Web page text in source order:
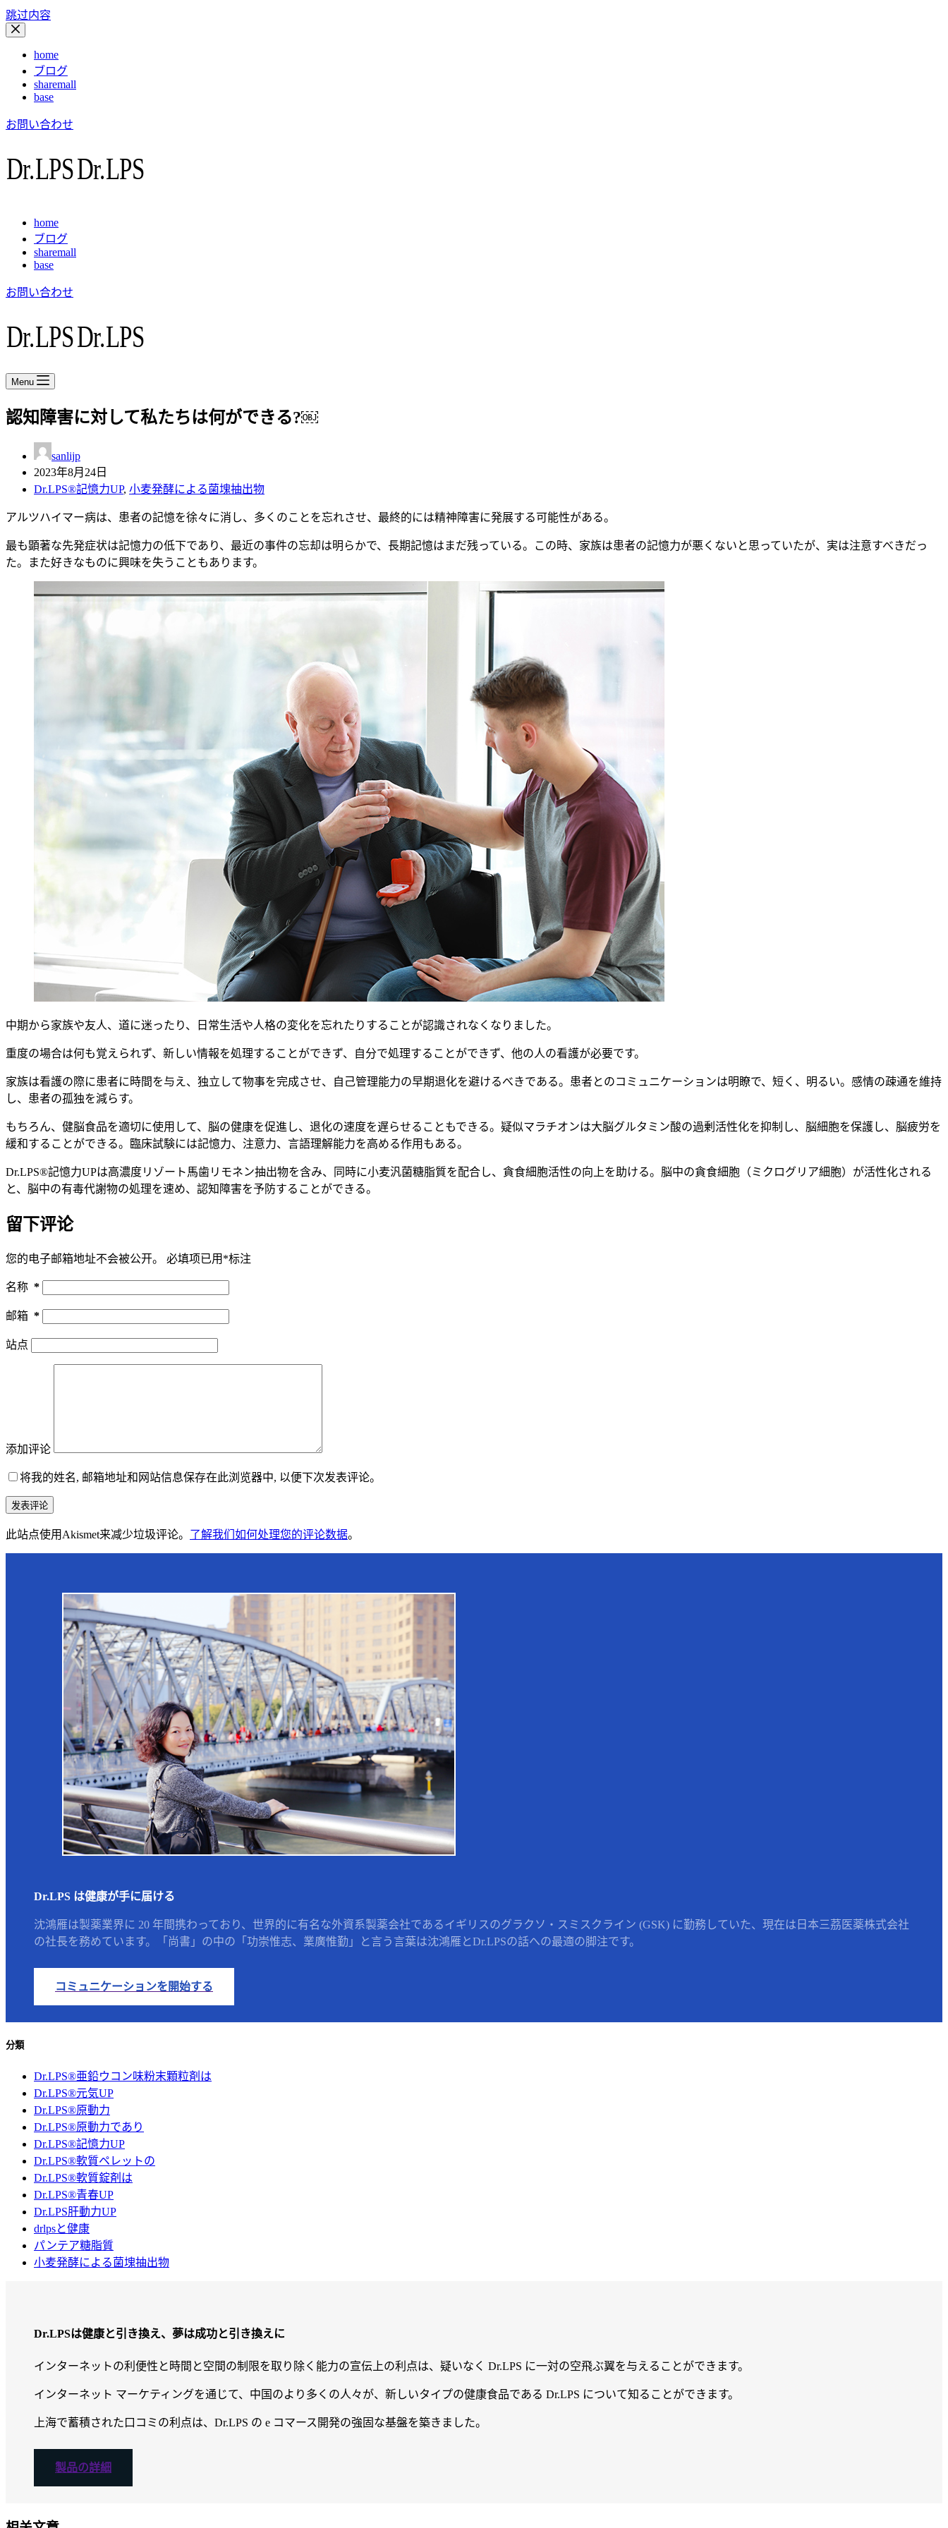
跳过内容
home
ブログ
sharemall
base
お問い合わせ
home
ブログ
sharemall
base
お問い合わせ
Menu
認知障害に対して私たちは何ができる?￼
sanlijp
2023年8月24日
Dr.LPS®記憶力UP, 小麦発酵による菌塊抽出物
アルツハイマー病は、患者の記憶を徐々に消し、多くのことを忘れさせ、最終的には精神障害に発展する可能性がある。
最も顕著な先発症状は記憶力の低下であり、最近の事件の忘却は明らかで、長期記憶はまだ残っている。この時、家族は患者の記憶力が悪くないと思っていたが、実は注意すべきだっ
た。また好きなものに興味を失うこともあります。
中期から家族や友人、道に迷ったり、日常生活や人格の変化を忘れたりすることが認識されなくなりました。
重度の場合は何も覚えられず、新しい情報を処理することができず、自分で処理することができず、他の人の看護が必要です。
家族は看護の際に患者に時間を与え、独立して物事を完成させ、自己管理能力の早期退化を避けるべきである。患者とのコミュニケーションは明瞭で、短く、明るい。感情の疎通を維持
し、患者の孤独を減らす。
もちろん、健脳食品を適切に使用して、脳の健康を促進し、退化の速度を遅らせることもできる。疑似マラチオンは大脳グルタミン酸の過剰活性化を抑制し、脳細胞を保護し、脳疲労を
緩和することができる。臨床試験には記憶力、注意力、言語理解能力を高める作用もある。
Dr.LPS®記憶力UPは高濃度リゾート馬歯リモネン抽出物を含み、同時に小麦汎菌糖脂質を配合し、貪食細胞活性の向上を助ける。脳中の貪食細胞（ミクログリア細胞）が活性化される
と、脳中の有毒代謝物の処理を速め、認知障害を予防することができる。
留下评论
您的电子邮箱地址不会被公开。 必填项已用 *标注
名称 *
邮箱 *
站点
添加评论
将我的姓名, 邮箱地址和网站信息保存在此浏览器中, 以便下次发表评论。
发表评论
此站点使用Akismet来减少垃圾评论。 了解我们如何处理您的评论数据。
Dr.LPS は健康が手に届ける
沈鴻雁は製薬業界に 20 年間携わっており、世界的に有名な外資系製薬会社であるイギリスのグラクソ・スミスクライン (GSK) に勤務していた、現在は日本三茘医薬株式会社
の社長を務めています。「尚書」の中の「功崇惟志、業廣惟勤」と言う言葉は沈鴻雁とDr.LPSの話への最適の脚注です。
コミュニケーションを開始する
分類
Dr.LPS®亜鉛ウコン味粉末顆粒剤は
Dr.LPS®元気UP
Dr.LPS®原動力
Dr.LPS®原動力であり
Dr.LPS®記憶力UP
Dr.LPS®軟質ペレットの
Dr.LPS®軟質錠剤は
Dr.LPS®青春UP
Dr.LPS肝動力UP
drlpsと健康
パンテア糖脂質
小麦発酵による菌塊抽出物
Dr.LPSは健康と引き換え、夢は成功と引き換えに
インターネットの利便性と時間と空間の制限を取り除く能力の宣伝上の利点は、疑いなく Dr.LPS に一対の空飛ぶ翼を与えることができます。
インターネット マーケティングを通じて、中国のより多くの人々が、新しいタイプの健康食品である Dr.LPS について知ることができます。
上海で蓄積された口コミの利点は、Dr.LPS の e コマース開発の強固な基盤を築きました。
製品の詳細